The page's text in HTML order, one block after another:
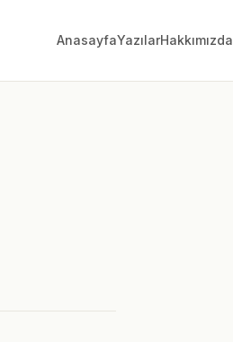
AnasayfaYazılarHakkımızda